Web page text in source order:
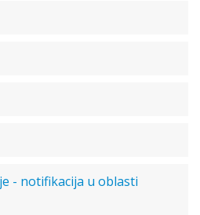
- notifikacija u oblasti